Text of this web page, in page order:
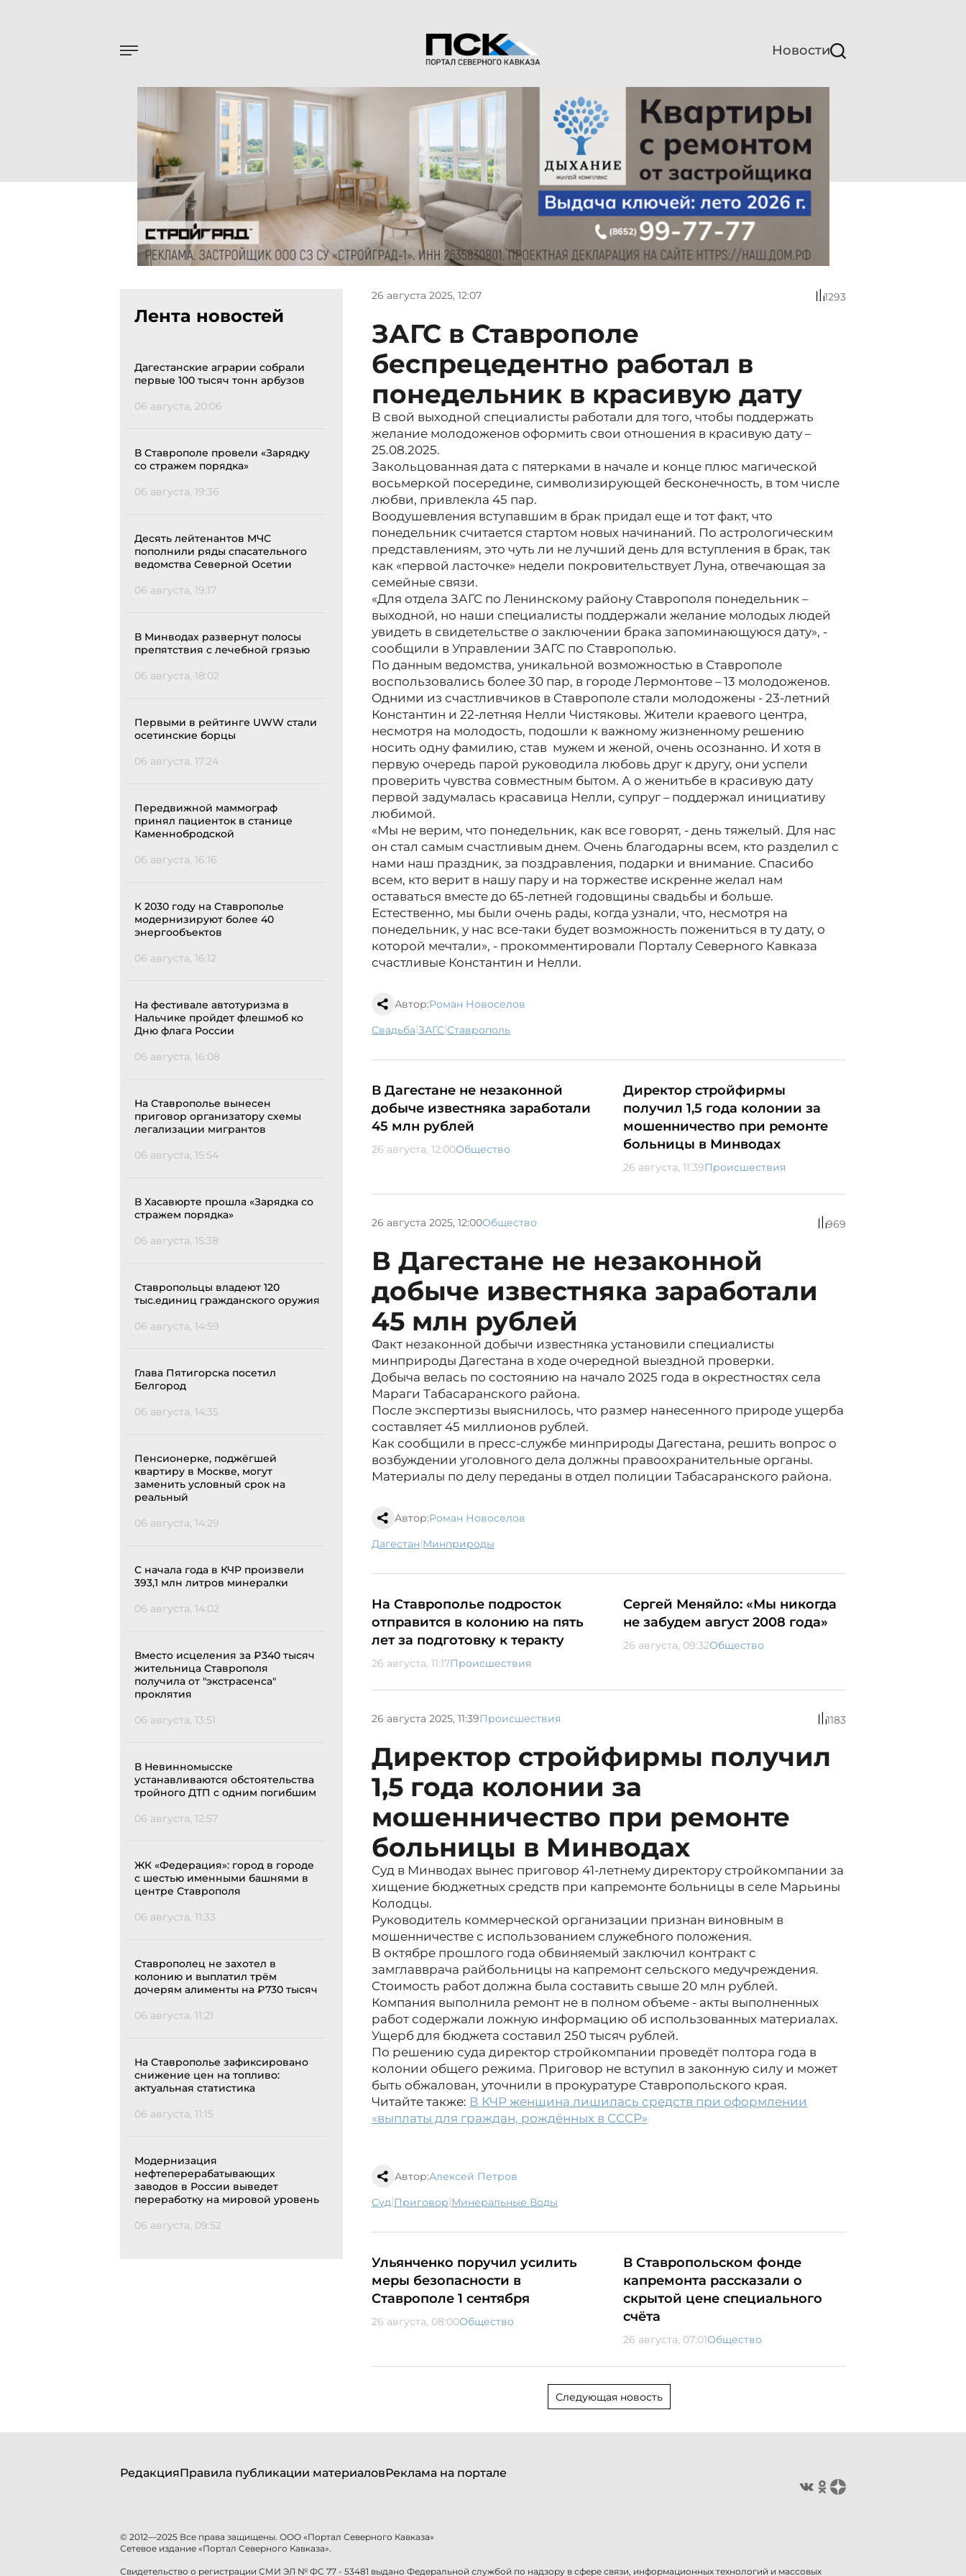
Новости
Лента новостей
Дагестанские аграрии собрали
первые 100 тысяч тонн арбузов
06 августа, 20:06
В Ставрополе провели «Зарядку
со стражем порядка»
06 августа, 19:36
Десять лейтенантов МЧС
пополнили ряды спасательного
ведомства Северной Осетии
06 августа, 19:17
В Минводах развернут полосы
препятствия с лечебной грязью
06 августа, 18:02
Первыми в рейтинге UWW стали
осетинские борцы
06 августа, 17:24
Передвижной маммограф
принял пациенток в станице
Каменнобродской
06 августа, 16:16
К 2030 году на Ставрополье
модернизируют более 40
энергообъектов
06 августа, 16:12
На фестивале автотуризма в
Нальчике пройдет флешмоб ко
Дню флага России
06 августа, 16:08
На Ставрополье вынесен
приговор организатору схемы
легализации мигрантов
06 августа, 15:54
В Хасавюрте прошла «Зарядка со
стражем порядка»
06 августа, 15:38
Ставропольцы владеют 120
тыс.единиц гражданского оружия
06 августа, 14:59
Глава Пятигорска посетил
Белгород
06 августа, 14:35
Пенсионерке, поджёгшей
квартиру в Москве, могут
заменить условный срок на
реальный
06 августа, 14:29
С начала года в КЧР произвели
393,1 млн литров минералки
06 августа, 14:02
Вместо исцеления за ₽340 тысяч
жительница Ставрополя
получила от "экстрасенса"
проклятия
06 августа, 13:51
В Невинномысске
устанавливаются обстоятельства
тройного ДТП с одним погибшим
06 августа, 12:57
ЖК «Федерация»: город в городе
с шестью именными башнями в
центре Ставрополя
06 августа, 11:33
Ставрополец не захотел в
колонию и выплатил трём
дочерям алименты на ₽730 тысяч
06 августа, 11:21
На Ставрополье зафиксировано
снижение цен на топливо:
актуальная статистика
06 августа, 11:15
Модернизация
нефтеперерабатывающих
заводов в России выведет
переработку на мировой уровень
06 августа, 09:52
26 августа 2025, 12:07 1293
ЗАГС в Ставрополе
беспрецедентно работал в
понедельник в красивую дату
В свой выходной специалисты работали для того, чтобы поддержать
желание молодоженов оформить свои отношения в красивую дату –
25.08.2025.
Закольцованная дата с пятерками в начале и конце плюс магической
восьмеркой посередине, символизирующей бесконечность, в том числе
любви, привлекла 45 пар.
Воодушевления вступавшим в брак придал еще и тот факт, что
понедельник считается стартом новых начинаний. По астрологическим
представлениям, это чуть ли не лучший день для вступления в брак, так
как «первой ласточке» недели покровительствует Луна, отвечающая за
семейные связи.
«Для отдела ЗАГС по Ленинскому району Ставрополя понедельник –
выходной, но наши специалисты поддержали желание молодых людей
увидеть в свидетельстве о заключении брака запоминающуюся дату», -
сообщили в Управлении ЗАГС по Ставрополью.
По данным ведомства, уникальной возможностью в Ставрополе
воспользовались более 30 пар, в городе Лермонтове – 13 молодоженов.
Одними из счастливчиков в Ставрополе стали молодожены - 23-летний
Константин и 22-летняя Нелли Чистяковы. Жители краевого центра,
несмотря на молодость, подошли к важному жизненному решению
носить одну фамилию, став мужем и женой, очень осознанно. И хотя в
первую очередь парой руководила любовь друг к другу, они успели
проверить чувства совместным бытом. А о женитьбе в красивую дату
первой задумалась красавица Нелли, супруг – поддержал инициативу
любимой.
«Мы не верим, что понедельник, как все говорят, - день тяжелый. Для нас
он стал самым счастливым днем. Очень благодарны всем, кто разделил с
нами наш праздник, за поздравления, подарки и внимание. Спасибо
всем, кто верит в нашу пару и на торжестве искренне желал нам
оставаться вместе до 65-летней годовщины свадьбы и больше.
Естественно, мы были очень рады, когда узнали, что, несмотря на
понедельник, у нас все-таки будет возможность пожениться в ту дату, о
которой мечтали», - прокомментировали Порталу Северного Кавказа
счастливые Константин и Нелли.
Автор:Роман Новоселов
свадьба| ЗАГС| Ставрополь
В Дагестане не незаконной
добыче известняка заработали
45 млн рублей
26 августа, 12:00Общество
Директор стройфирмы
получил 1,5 года колонии за
мошенничество при ремонте
больницы в Минводах
26 августа, 11:39Происшествия
26 августа 2025, 12:00Общество 969
В Дагестане не незаконной
добыче известняка заработали
45 млн рублей
Факт незаконной добычи известняка установили специалисты
минприроды Дагестана в ходе очередной выездной проверки.
Добыча велась по состоянию на начало 2025 года в окрестностях села
Мараги Табасаранского района.
После экспертизы выяснилось, что размер нанесенного природе ущерба
составляет 45 миллионов рублей.
Как сообщили в пресс-службе минприроды Дагестана, решить вопрос о
возбуждении уголовного дела должны правоохранительные органы.
Материалы по делу переданы в отдел полиции Табасаранского района.
Автор:Роман Новоселов
Дагестан| минприроды
На Ставрополье подросток
отправится в колонию на пять
лет за подготовку к теракту
26 августа, 11:17Происшествия
Сергей Меняйло: «Мы никогда
не забудем август 2008 года»
26 августа, 09:32Общество
26 августа 2025, 11:39Происшествия 1183
Директор стройфирмы получил
1,5 года колонии за
мошенничество при ремонте
больницы в Минводах
Суд в Минводах вынес приговор 41-летнему директору стройкомпании за
хищение бюджетных средств при капремонте больницы в селе Марьины
Колодцы.
Руководитель коммерческой организации признан виновным в
мошенничестве с использованием служебного положения.
В октябре прошлого года обвиняемый заключил контракт с
замглавврача райбольницы на капремонт сельского медучреждения.
Стоимость работ должна была составить свыше 20 млн рублей.
Компания выполнила ремонт не в полном объеме - акты выполненных
работ содержали ложную информацию об использованных материалах.
Ущерб для бюджета составил 250 тысяч рублей.
По решению суда директор стройкомпании проведёт полтора года в
колонии общего режима. Приговор не вступил в законную силу и может
быть обжалован, уточнили в прокуратуре Ставропольского края.
Читайте также: В КЧР женщина лишилась средств при оформлении
«выплаты для граждан, рождённых в СССР»
Автор:Алексей Петров
суд| приговор| Минеральные Воды
Ульянченко поручил усилить
меры безопасности в
Ставрополе 1 сентября
26 августа, 08:00Общество
В Ставропольском фонде
капремонта рассказали о
скрытой цене специального
счёта
26 августа, 07:01Общество
Следующая новость
РедакцияПравила публикации материаловРеклама на портале
© 2012—2025 Все права защищены. ООО «Портал Северного Кавказа»
Сетевое издание «Портал Северного Кавказа».
Свидетельство о регистрации СМИ ЭЛ № ФС 77 - 53481 выдано Федеральной службой по надзору в сфере связи, информационных технологий и массовых